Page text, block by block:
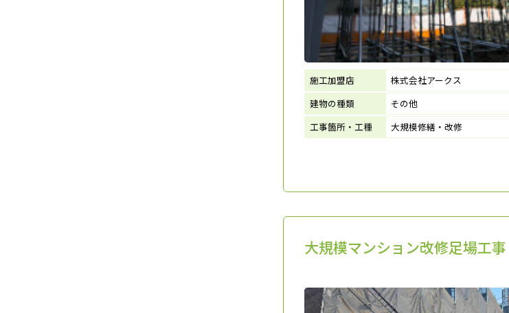
施工加盟店
株式会社アークス
建物の種類
その他
工事箇所・工種
大規模修繕・改修
大規模マンション改修足場工事